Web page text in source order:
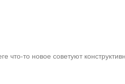
что-то новое советуют